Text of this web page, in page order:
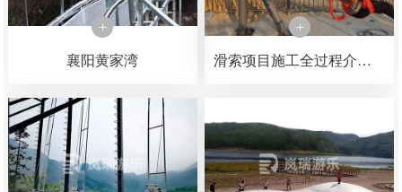
襄阳黄家湾 滑索项目施工全过程介绍，可以了解一下滑索是如何一步一步施工完成的